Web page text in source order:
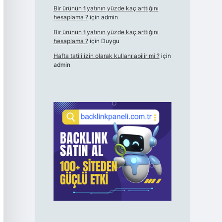
Bir ürünün fiyatının yüzde kaç arttığını
hesaplama ?için admin
Bir ürünün fiyatının yüzde kaç arttığını
hesaplama ?için Duygu
Hafta tatili izin olarak kullanılabilir mi ?için
admin